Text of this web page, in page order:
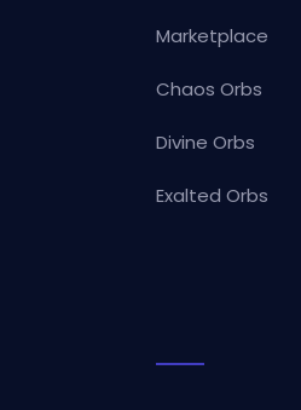
Marketplace
Chaos Orbs
Divine Orbs
Exalted Orbs